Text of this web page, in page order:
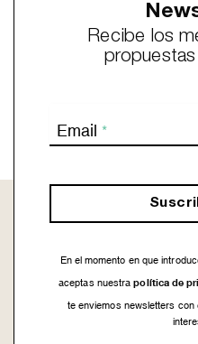
Recibe los
Email *
En el momento en que
aceptas nuestra política de
te enviemos newsletters